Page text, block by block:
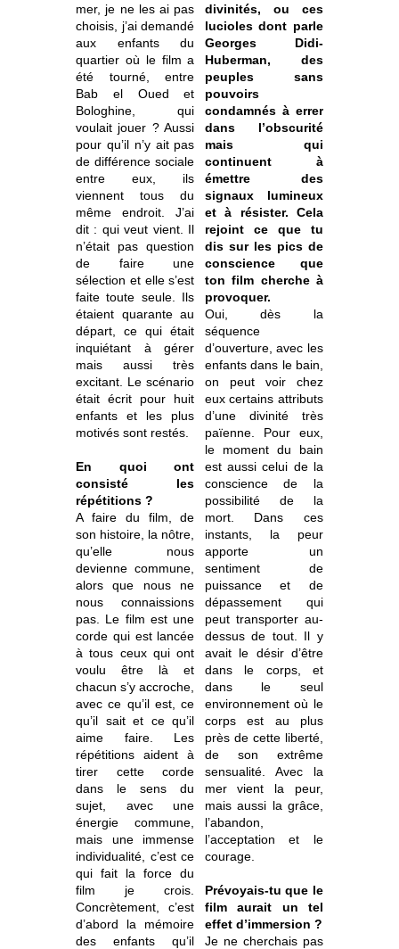
mer, je ne les ai pas
choisis, j’ai demandé
aux enfants du
quartier où le film a
été tourné, entre
Bab el Oued et
Bologhine, qui
voulait jouer ? Aussi
pour qu’il n’y ait pas
de différence sociale
entre eux, ils
viennent tous du
même endroit. J’ai
dit : qui veut vient. Il
n’était pas question
de faire une
sélection et elle s’est
faite toute seule. Ils
étaient quarante au
départ, ce qui était
inquiétant à gérer
mais aussi très
excitant. Le scénario
était écrit pour huit
enfants et les plus
motivés sont restés.
En quoi ont
consisté les
répétitions ?
A faire du film, de
son histoire, la nôtre,
qu’elle nous
devienne commune,
alors que nous ne
nous connaissions
pas. Le film est une
corde qui est lancée
à tous ceux qui ont
voulu être là et
chacun s’y accroche,
avec ce qu’il est, ce
qu’il sait et ce qu’il
aime faire. Les
répétitions aident à
tirer cette corde
dans le sens du
sujet, avec une
énergie commune,
mais une immense
individualité, c’est ce
qui fait la force du
film je crois.
Concrètement, c’est
d’abord la mémoire
des enfants qu’il
divinités, ou ces
lucioles dont parle
Georges Didi-
Huberman, des
peuples sans
pouvoirs
condamnés à errer
dans l’obscurité
mais qui
continuent à
émettre des
signaux lumineux
et à résister. Cela
rejoint ce que tu
dis sur les pics de
conscience que
ton film cherche à
provoquer.
Oui, dès la
séquence
d’ouverture, avec les
enfants dans le bain,
on peut voir chez
eux certains attributs
d’une divinité très
païenne. Pour eux,
le moment du bain
est aussi celui de la
conscience de la
possibilité de la
mort. Dans ces
instants, la peur
apporte un
sentiment de
puissance et de
dépassement qui
peut transporter au-
dessus de tout. Il y
avait le désir d’être
dans le corps, et
dans le seul
environnement où le
corps est au plus
près de cette liberté,
de son extrême
sensualité. Avec la
mer vient la peur,
mais aussi la grâce,
l’abandon,
l’acceptation et le
courage.
Prévoyais-tu que le
film aurait un tel
effet d’immersion ?
Je ne cherchais pas